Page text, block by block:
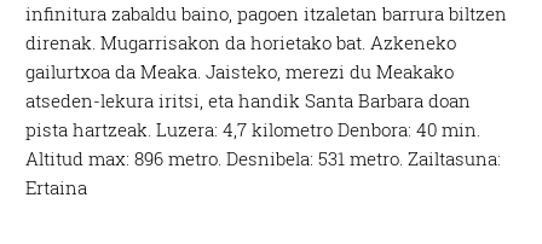
infinitura zabaldu baino, pagoen itzaletan barrura biltzen
direnak. Mugarrisakon da horietako bat. Azkeneko
gailurtxoa da Meaka. Jaisteko, merezi du Meakako
atseden-lekura iritsi, eta handik Santa Barbara doan
pista hartzeak. Luzera: 4,7 kilometro Denbora: 40 min.
Altitud max: 896 metro. Desnibela: 531 metro. Zailtasuna:
Ertaina